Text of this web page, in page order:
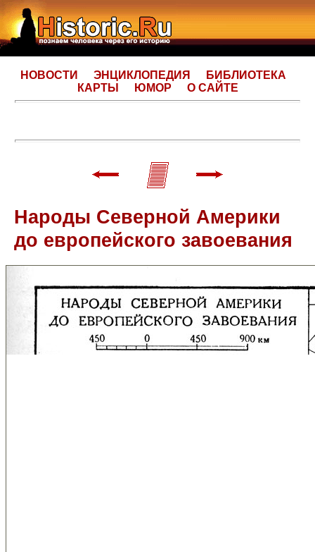
НОВОСТИ ЭНЦИКЛОПЕДИЯ
БИБЛИОТЕКА
КАРТЫ
ЮМОР О САЙТЕ
Народы Северной Америки
до европейского завоевания